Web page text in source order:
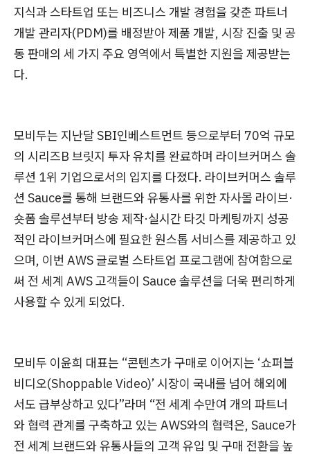
지식과 스타트업 또는 비즈니스 개발 경험을 갖춘 파트너
개발 관리자(PDM)를 배정받아 제품 개발, 시장 진출 및 공
동 판매의 세 가지 주요 영역에서 특별한 지원을 제공받는
다.
모비두는 지난달 SBI인베스트먼트 등으로부터 70억 규모
의 시리즈B 브릿지 투자 유치를 완료하며 라이브커머스 솔
루션 1위 기업으로서의 입지를 다졌다. 라이브커머스 솔루
션 Sauce를 통해 브랜드와 유통사를 위한 자사몰 라이브·
숏폼 솔루션부터 방송 제작·실시간 타깃 마케팅까지 성공
적인 라이브커머스에 필요한 원스톱 서비스를 제공하고 있
으며, 이번 AWS 글로벌 스타트업 프로그램에 참여함으로
써 전 세계 AWS 고객들이 Sauce 솔루션을 더욱 편리하게
사용할 수 있게 되었다.
모비두 이윤희 대표는 “콘텐츠가 구매로 이어지는 ‘쇼퍼블
비디오(Shoppable Video)’ 시장이 국내를 넘어 해외에
서도 급부상하고 있다”라며 “전 세계 수만여 개의 파트너
와 협력 관계를 구축하고 있는 AWS와의 협력은, Sauce가
전 세계 브랜드와 유통사들의 고객 유입 및 구매 전환을 높